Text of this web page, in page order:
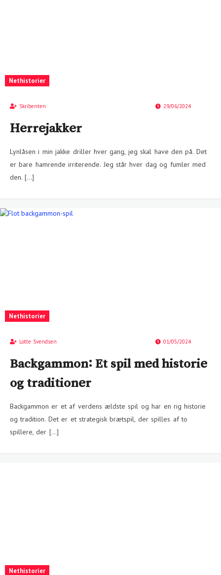
Nethistorier
Skribenten 29/06/2024
Herrejakker
Lynlåsen i min jakke driller hver gang, jeg skal have den på. Det
er bare hamrende irriterende. Jeg står hver dag og fumler med
den. […]
Nethistorier
Lotte Svendsen 01/05/2024
Backgammon: Et spil med historie
og traditioner
Backgammon er et af verdens ældste spil og har en rig historie
og tradition. Det er et strategisk brætspil, der spilles af to
spillere, der […]
Nethistorier